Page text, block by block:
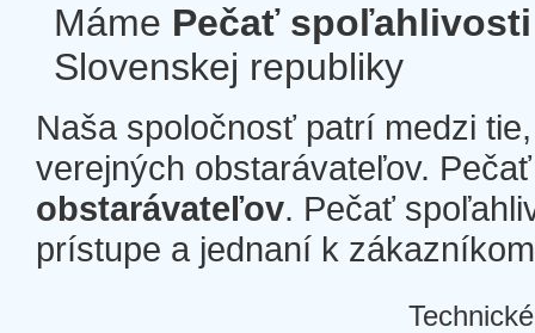
Máme Pečať spoľahlivosti
Slovenskej republiky
Naša spoločnosť patrí medzi
verejných obstarávateľov.
obstarávateľov. Pečať
prístupe a jednaní k